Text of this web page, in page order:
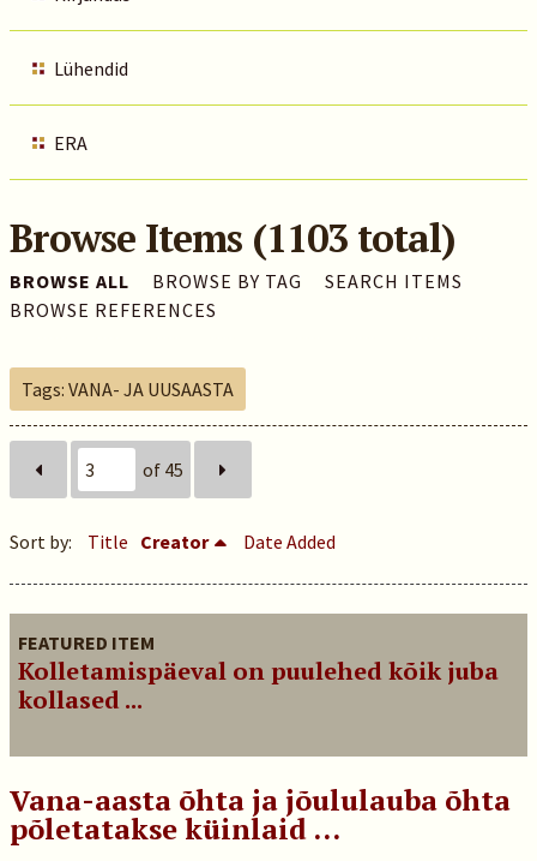
Lühendid
ERA
Browse Items (1103 total)
BROWSE ALL BROWSE BY TAG
SEARCH ITEMS
BROWSE REFERENCES
Tags: VANA- JA UUSAASTA
of 45
Sort by: Title Creator Date Added
FEATURED ITEM
Kolletamispäeval on puulehed kõik juba
kollased ...
Vana-aasta õhta ja jõululauba õhta
põletatakse küinlaid …